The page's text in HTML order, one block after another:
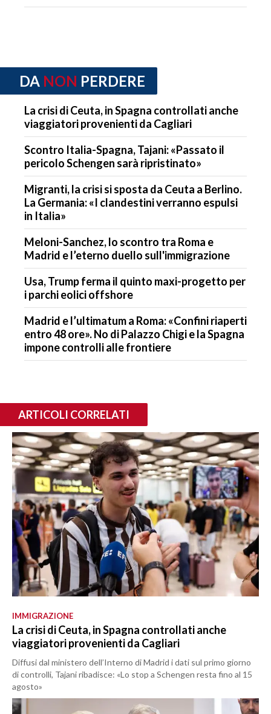
DA NON PERDERE
La crisi di Ceuta, in Spagna controllati anche
viaggiatori provenienti da Cagliari
Scontro Italia-Spagna, Tajani: «Passato il
pericolo Schengen sarà ripristinato»
Migranti, la crisi si sposta da Ceuta a Berlino.
La Germania: «I clandestini verranno espulsi
in Italia»
Meloni-Sanchez, lo scontro tra Roma e
Madrid e l’eterno duello sull'immigrazione
Usa, Trump ferma il quinto maxi-progetto per
i parchi eolici offshore
Madrid e l’ultimatum a Roma: «Confini riaperti
entro 48 ore». No di Palazzo Chigi e la Spagna
impone controlli alle frontiere
ARTICOLI CORRELATI
IMMIGRAZIONE
La crisi di Ceuta, in Spagna controllati anche
viaggiatori provenienti da Cagliari
Diffusi dal ministero dell’Interno di Madrid i dati sul primo giorno
di controlli, Tajani ribadisce: «Lo stop a Schengen resta fino al 15
agosto»